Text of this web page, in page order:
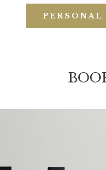
PERSONAL